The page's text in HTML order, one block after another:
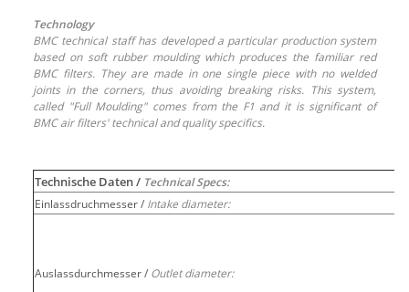
Technology
BMC technical staff has developed a particular production system
based on soft rubber moulding which produces the familiar red
BMC filters. They are made in one single piece with no welded
joints in the corners, thus avoiding breaking risks. This system,
called "Full Moulding" comes from the F1 and it is significant of
BMC air filters' technical and quality specifics.
Technische Daten / Technical Specs:
Einlassdruchmesser / Intake diameter:
Auslassdurchmesser / Outlet diameter: